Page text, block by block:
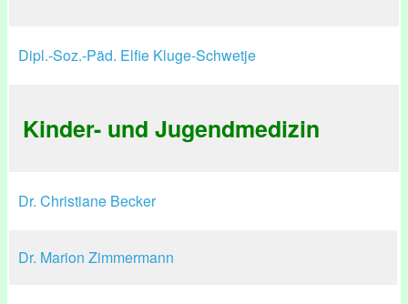
Dipl.-Soz.-Päd. Elfie Kluge-Schwetje
Kinder- und Jugendmedizin
Dr. Christiane Becker
Dr. Marion Zimmermann